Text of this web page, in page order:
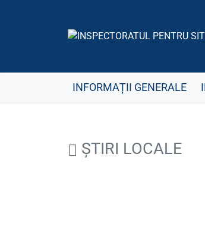
INFORMAȚII GENERALE
ȘTIRI LOCALE